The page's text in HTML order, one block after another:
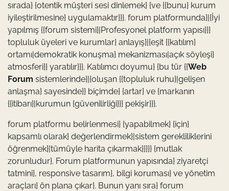
sırada} {otentik müşteri sesi dinlemek} {ve {{bunu} kurum
iyileştirilmesine} uygulamaktır}}}. forum platformunda}|{İyi
yapılmış {{forum sistemi}|Profesyonel platform yapısı}}}
topluluk üyeleri ve kurumlar} anlayış}|{eşit {{katılım}
ortamı|demokratik konuşma} mekanizması|açık söyleşi}
atmosferi}} yaratılır}}}. Katılımcı doyumu} {bu tür {{Web
Forum sistemlerinde}|{oluşan {{topluluk ruhu}|gelişen
anlaşma} sayesinde}} biçimde} {artar} ve {markanın
{{itibarı}|kurumun {güvenilirliği}}} pekişir}}}.
forum platformu belirlenmesi} {yapabilmek} {için}
kapsamlı olarak} değerlendirmek}|sistem gerekliliklerini
öğrenmek}|tümüyle harita çıkarmak}}}}} {mutlak
zorunludur}. Forum platformunun yapısında} ziyaretçi
tatmini}, responsive tasarım}, bilgi koruması} ve yönetim
araçları} ön plana çıkar}. Bunun yanı sıra} forum